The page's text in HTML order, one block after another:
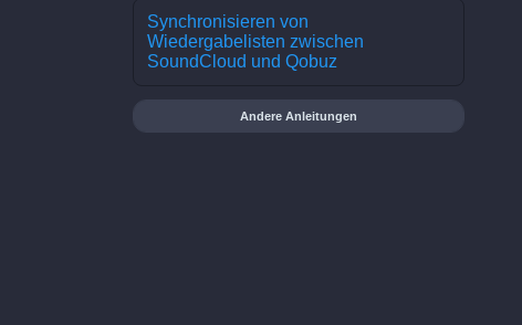
Synchronisieren von
Wiedergabelisten zwischen
SoundCloud und Qobuz
Andere Anleitungen